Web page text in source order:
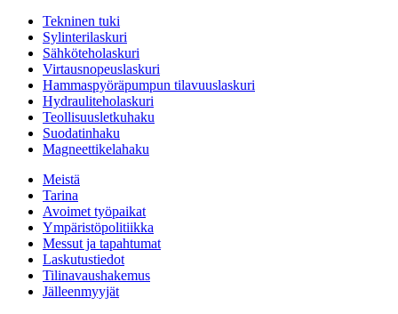
Tekninen tuki
Sylinterilaskuri
Sähköteholaskuri
Virtausnopeuslaskuri
Hammaspyöräpumpun tilavuuslaskuri
Hydrauliteholaskuri
Teollisuusletkuhaku
Suodatinhaku
Magneettikelahaku
Meistä
Tarina
Avoimet työpaikat
Ympäristöpolitiikka
Messut ja tapahtumat
Laskutustiedot
Tilinavaushakemus
Jälleenmyyjät